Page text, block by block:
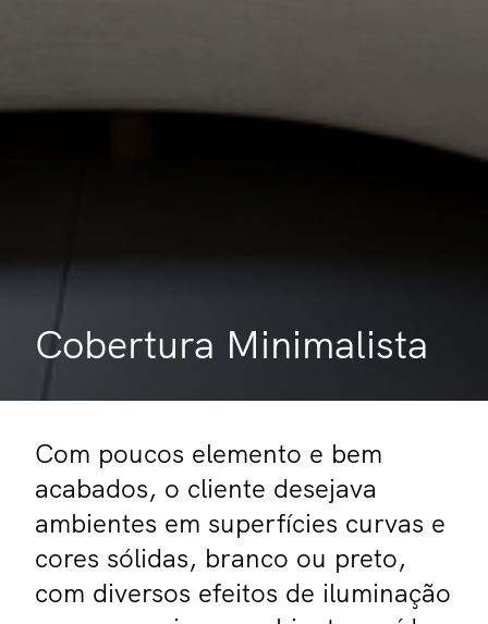
Cobertura Minimalista
Com poucos elemento e bem
acabados, o cliente desejava
ambientes em superfícies curvas e
cores sólidas, branco ou preto,
com diversos efeitos de iluminação